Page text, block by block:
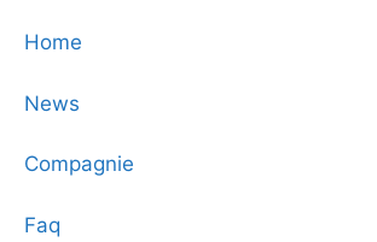
Home
News
Compagnie
Faq